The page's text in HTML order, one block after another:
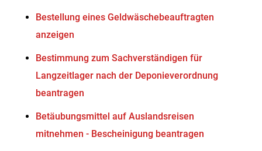
Bestellung eines Geldwäschebeauftragten
anzeigen
Bestimmung zum Sachverständigen für
Langzeitlager nach der Deponieverordnung
beantragen
Betäubungsmittel auf Auslandsreisen
mitnehmen - Bescheinigung beantragen